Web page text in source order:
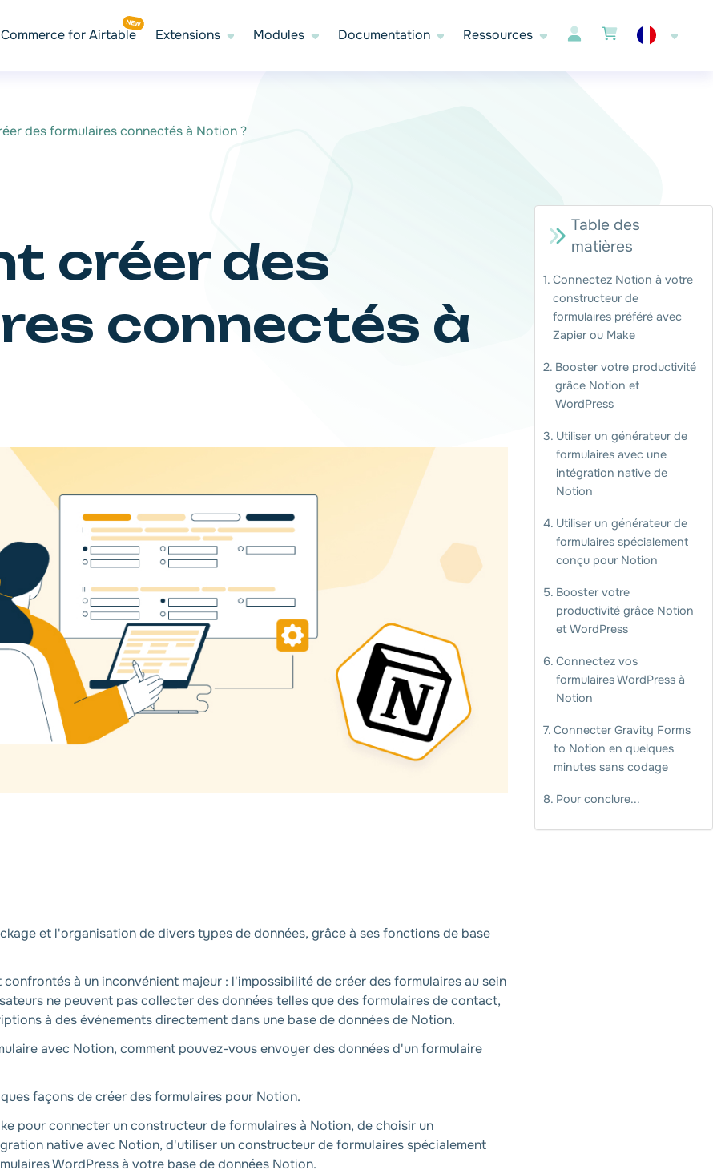
for Airtable
Extensions Modules Documentation Ressources
des formulaires connectés à Notion ?
créer des
connectés à
et l'organisation de divers types de données, grâce à ses fonctions de base
à un inconvénient majeur : l'impossibilité de créer des formulaires au sein
ne peuvent pas collecter des données telles que des formulaires de contact,
à des événements directement dans une base de données de Notion.
avec Notion, comment pouvez-vous envoyer des données d'un formulaire
façons de créer des formulaires pour Notion.
pour connecter un constructeur de formulaires à Notion, de choisir un
native avec Notion, d'utiliser un constructeur de formulaires spécialement
WordPress à votre base de données Notion.
Table des
matières
Connectez Notion à votre
constructeur de
formulaires préféré avec
Zapier ou Make
Booster votre productivité
grâce Notion et
WordPress
Utiliser un générateur de
formulaires avec une
intégration native de
Notion
Utiliser un générateur de
formulaires spécialement
conçu pour Notion
Booster votre
productivité grâce Notion
et WordPress
Connectez vos
formulaires WordPress à
Notion
Connecter Gravity Forms
to Notion en quelques
minutes sans codage
Pour conclure...